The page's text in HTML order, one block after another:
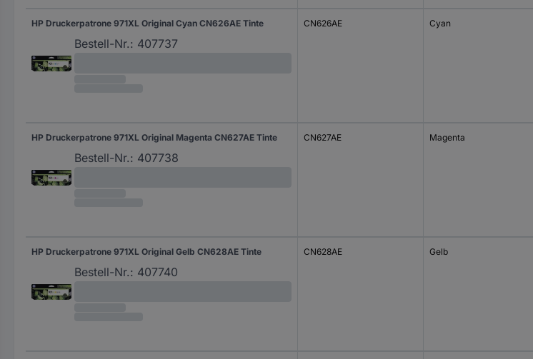
HP Druckerpatrone 971XL Original Cyan CN626AE Tinte
Bestell-Nr.: 407737
CN626AE Cyan
HP Druckerpatrone 971XL Original Magenta CN627AE Tinte
Bestell-Nr.: 407738
CN627AE Magenta
HP Druckerpatrone 971XL Original Gelb CN628AE Tinte
Bestell-Nr.: 407740
CN628AE Gelb